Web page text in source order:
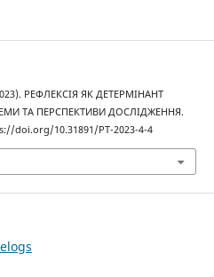
РЕФЛЕКСІЯ ЯК ДЕТЕРМІНАНТ
ТА ПЕРСПЕКТИВИ ДОСЛІДЖЕННЯ.
doi.org/10.31891/PT-2023-4-4